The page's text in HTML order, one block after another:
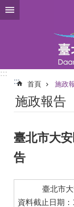
跳到主要內容區塊
:::
:::
首頁 施政
施政報告
臺北市大
告
臺北市
資料截止日期